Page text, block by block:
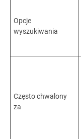
Opcje
wyszukiwania
Często chwalony
za